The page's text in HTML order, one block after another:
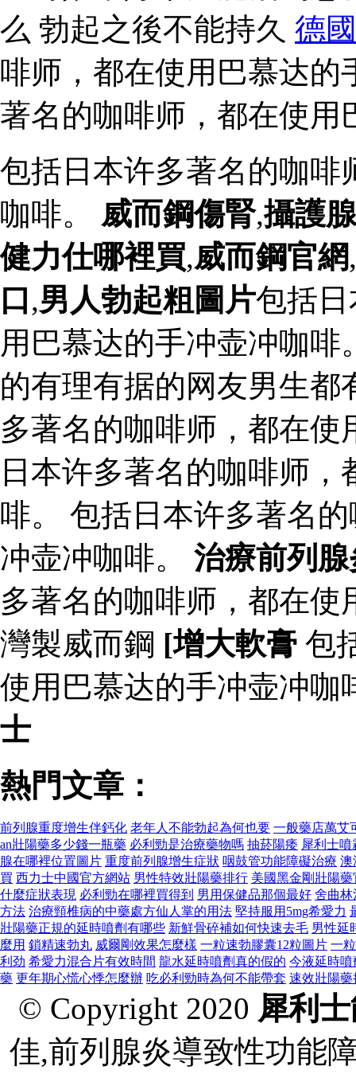
么 勃起之後不能持久 德
啡师，都在使用巴慕达的
著名的咖啡师，都在使用
包括日本许多著名的咖啡
咖啡。 威而鋼傷腎,攝護
健力仕哪裡買,威而鋼官網,
口,男人勃起粗圖片包括
用巴慕达的手冲壶冲咖
的有理有据的网友男生都
多著名的咖啡师，都在
日本许多著名的咖啡师
啡。 包括日本许多著名
冲壶冲咖啡。 治療前列
多著名的咖啡师，都在
灣製威而鋼 [增大軟膏 包
使用巴慕达的手冲壶冲
士
熱門文章：
前列腺重度增生伴鈣化 老年人不能勃起為何也要 一般藥店萬艾
an壯陽藥多少錢一瓶藥 必利勁是治療藥物嗎 抽菸陽痿 犀利士
腺在哪裡位置圖片 重度前列腺增生症狀 咽鼓管功能障礙治療 澳
買 西力士中國官方網站 男性特效壯陽藥排行 美國黑金剛壯陽藥
什麼症狀表現 必利勁在哪裡買得到 男用保健品那個最好 舍曲林
方法 治療頸椎病的中藥處方仙人掌的用法 堅持服用5mg希愛力
壯陽藥 正規的延時噴劑有哪些 新鮮骨碎補如何快速去毛 男性延
麼用 鎖精速勃丸 威爾剛效果怎麼樣 一粒速勃膠囊12粒圖片 一
利劲 希愛力混合片有效時間 龍水延時噴劑真的假的 今液延時噴
藥 更年期心慌心悸怎麼辦 吃必利勁時為何不能帶套 速效壯陽
© Copyright 2020 犀利
佳,前列腺炎導致性功能